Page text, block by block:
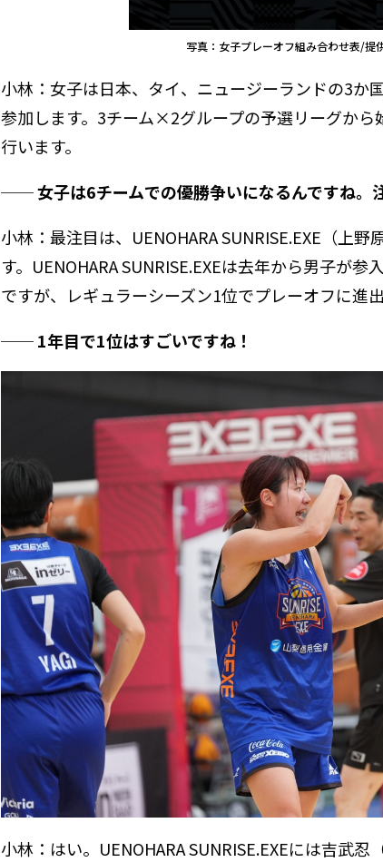
写真：女子プレーオフ組み合わせ表/提
小林：女子は日本、タイ、ニュージーランドの3か
参加します。3チーム×2グループの予選リーグから
行います。
── 女子は6チームでの優勝争いになるんですね。
小林：最注目は、UENOHARA SUNRISE.EXE（上
す。UENOHARA SUNRISE.EXEは去年から男子が
ですが、レギュラーシーズン1位でプレーオフに進出
── 1年目で1位はすごいですね！
小林：はい。UENOHARA SUNRISE.EXEには吉武